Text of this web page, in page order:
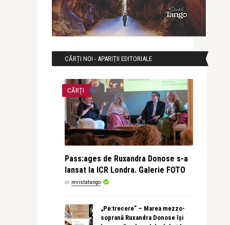
CĂRȚI NOI - APARIȚII EDITORIALE
CĂRȚI
Pass:ages de Ruxandra Donose s-a
lansat la ICR Londra. Galerie FOTO
de revistatango
„Pe:trecere” – Marea mezzo-
soprană Ruxandra Donose își